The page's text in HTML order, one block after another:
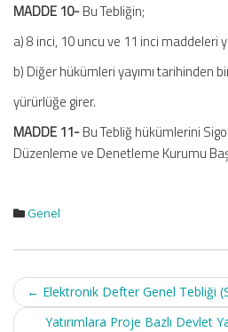
MADDE 10-Bu Tebliğin;
a) 8 inci, 10 uncu ve 11 inci maddeleri
b) Diğer hükümleri yayımı tarihinden
yürürlüğe girer.
MADDE 11-Bu Tebliğ hükümlerini
Düzenleme ve Denetleme Kurumu
Genel
Post
navigation
← Elektronik Defter Genel Tebliği
Yatırımlara Proje Bazlı Devlet